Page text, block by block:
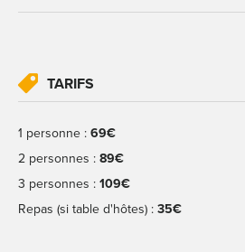
TARIFS
1 personne : 69€
2 personnes : 89€
3 personnes : 109€
Repas (si table d'hôtes) : 35€